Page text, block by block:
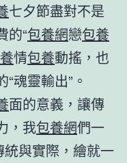
七夕節盡對不是
的“包養網戀包養
情包養動搖，也
魂靈輸出”。
面的意義，讓傳
，我包養網們一
與實際，繪就一